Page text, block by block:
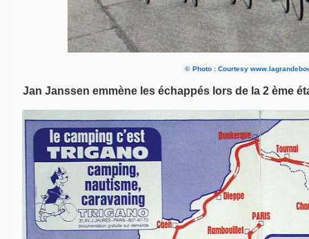
© Photo : Courtesy
Jan Janssen emmène les échappés lors de la 2 ème